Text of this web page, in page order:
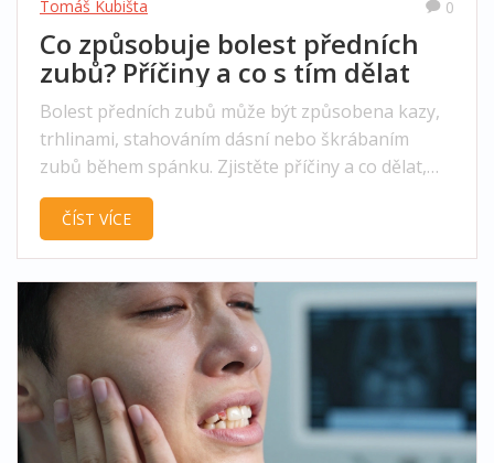
Tomáš Kubišta 0
Co způsobuje bolest předních
zubů? Příčiny a co s tím dělat
Bolest předních zubů může být způsobena kazy,
trhlinami, stahováním dásní nebo škrábaním
zubů během spánku. Zjistěte příčiny a co dělat,
abyste předešli ztrátě zubů a dalším komplikacím.
ČÍST VÍCE